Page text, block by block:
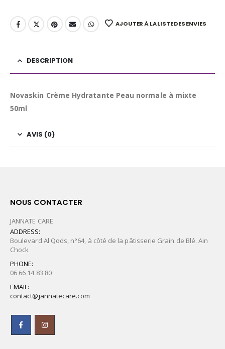
AJOUTER À LA LISTE DES ENVIES
DESCRIPTION
Novaskin Crème Hydratante Peau normale à mixte
50ml
AVIS (0)
NOUS CONTACTER
JANNATE CARE
ADDRESS:
Boulevard Al Qods, n°64, à côté de la pâtisserie Grain de Blé. Ain
Chock
PHONE:
06 66 14 83 80
EMAIL:
contact@jannatecare.com